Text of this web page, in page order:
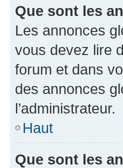
Que sont les
Les annonces
vous devez lire
forum et dans
des annonces
l’administrateur.
Haut
Que sont les